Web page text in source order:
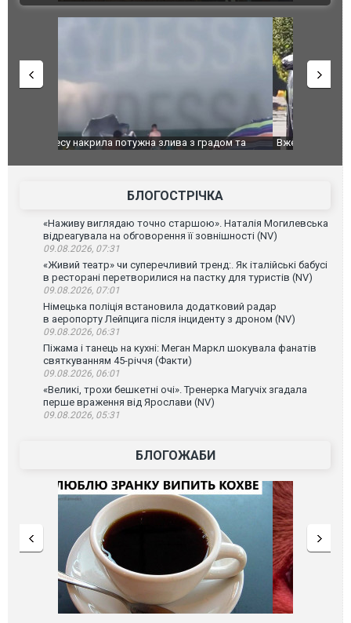
Вже вивели на тести: Ferrari готує оновлення
Вийшов
фільму
БЛОГОСТРІЧКА
«Наживу виглядаю точно старшою». Наталія Могилевська
відреагувала на обговорення її зовнішності (NV)
09.08.2026, 07:31
«Живий театр» чи суперечливий тренд:. Як італійські бабусі
в ресторані перетворилися на пастку для туристів (NV)
09.08.2026, 07:01
Німецька поліція встановила додатковий радар
в аеропорту Лейпцига після інциденту з дроном (NV)
09.08.2026, 06:31
Піжама і танець на кухні: Меган Маркл шокувала фанатів
святкуванням 45-річчя (Факти)
09.08.2026, 06:01
«Великі, трохи бешкетні очі». Тренерка Магучіх згадала
перше враження від Ярослави (NV)
09.08.2026, 05:31
БЛОГОЖАБИ